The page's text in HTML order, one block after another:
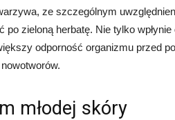
ze szczególnym
zieloną herbatę. Nie tylko
odporność organizmu przed
młodej skóry